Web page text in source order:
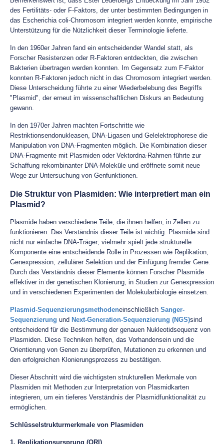
des Fertilitäts- oder F-Faktors, der unter bestimmten Bedingungen in
das Escherichia coli-Chromosom integriert werden konnte, empirische
Unterstützung für die Nützlichkeit dieser Terminologie lieferte.
In den 1960er Jahren fand ein entscheidender Wandel statt, als
Forscher Resistenzen oder R-Faktoren entdeckten, die zwischen
Bakterien übertragen werden konnten. Im Gegensatz zum F-Faktor
konnten R-Faktoren jedoch nicht in das Chromosom integriert werden.
Diese Unterscheidung führte zu einer Wiederbelebung des Begriffs
"Plasmid", der erneut im wissenschaftlichen Diskurs an Bedeutung
gewann.
In den 1970er Jahren machten Fortschritte wie
Restriktionsendonukleasen, DNA-Ligasen und Gelelektrophorese die
Manipulation von DNA-Fragmenten möglich. Die Kombination dieser
DNA-Fragmente mit Plasmiden oder Vektordna-Rahmen führte zur
Schaffung rekombinanter DNA-Moleküle und eröffnete somit neue
Wege zur Untersuchung von Genfunktionen.
Die Struktur von Plasmiden: Wie interpretiert man ein
Plasmid?
Plasmide haben verschiedene Teile, die ihnen helfen, in Zellen zu
funktionieren. Das Verständnis dieser Teile ist wichtig. Plasmide sind
nicht nur einfache DNA-Träger; vielmehr spielt jede strukturelle
Komponente eine entscheidende Rolle in Prozessen wie Replikation,
Genexpression, zellulärer Selektion und der Einfügung fremder Gene.
Durch das Verständnis dieser Elemente können Forscher Plasmide
effektiver in der genetischen Klonierung, in Studien zur Genexpression
und in verschiedenen Experimenten der Molekularbiologie einsetzen.
Plasmid-Sequenzierungsmethodeneinschließlich Sanger-
Sequenzierung und Next-Generation-Sequenzierung (NGS)sind
entscheidend für die Bestimmung der genauen Nukleotidsequenz von
Plasmiden. Diese Techniken helfen, das Vorhandensein und die
Orientierung von Genen zu überprüfen, Mutationen zu erkennen und
den erfolgreichen Klonierungsprozess zu bestätigen.
Dieser Abschnitt wird die wichtigsten strukturellen Merkmale von
Plasmiden mit Methoden zur Interpretation von Plasmidkarten
integrieren, um ein tieferes Verständnis der Plasmidfunktionalität zu
ermöglichen.
Schlüsselstrukturmerkmale von Plasmiden
1. Replikationsursprung (ORI)